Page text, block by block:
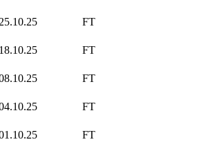
25.10.25 FT
18.10.25 FT
FT
FT
FT